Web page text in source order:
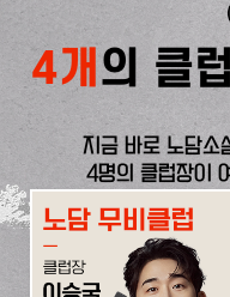
4개 의 클
지금 바로 노담소
4명의 클럽장이